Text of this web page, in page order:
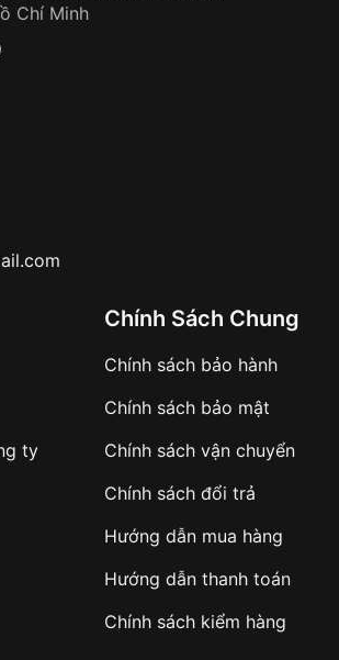
kiểm tra và thanh toán trực tiếp
biệt
lại thanh toán khi nhận hàng hoặc
xử lý đơn hàng nhanh chóng
tình trạng hủy đơn không mong
Chí Minh
ty
Chính Sách Chung
Chính sách bảo hành
Chính sách bảo mật
Chính sách vận chuyển
Chính sách đổi trả
Hướng dẫn mua hàng
Hướng dẫn thanh toán
Chính sách kiểm hàng